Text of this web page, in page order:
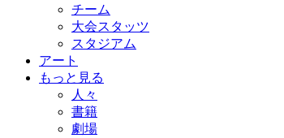
チーム
大会スタッツ
スタジアム
アート
もっと見る
人々
書籍
劇場